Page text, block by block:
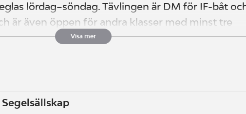
lördag–söndag. Tävlingen är DM för IF-båt
är även öppen för andra klasser med minst tre
Klass som vill kan segla Vikingarundan på lördagen
på söndagen.
Visa mer